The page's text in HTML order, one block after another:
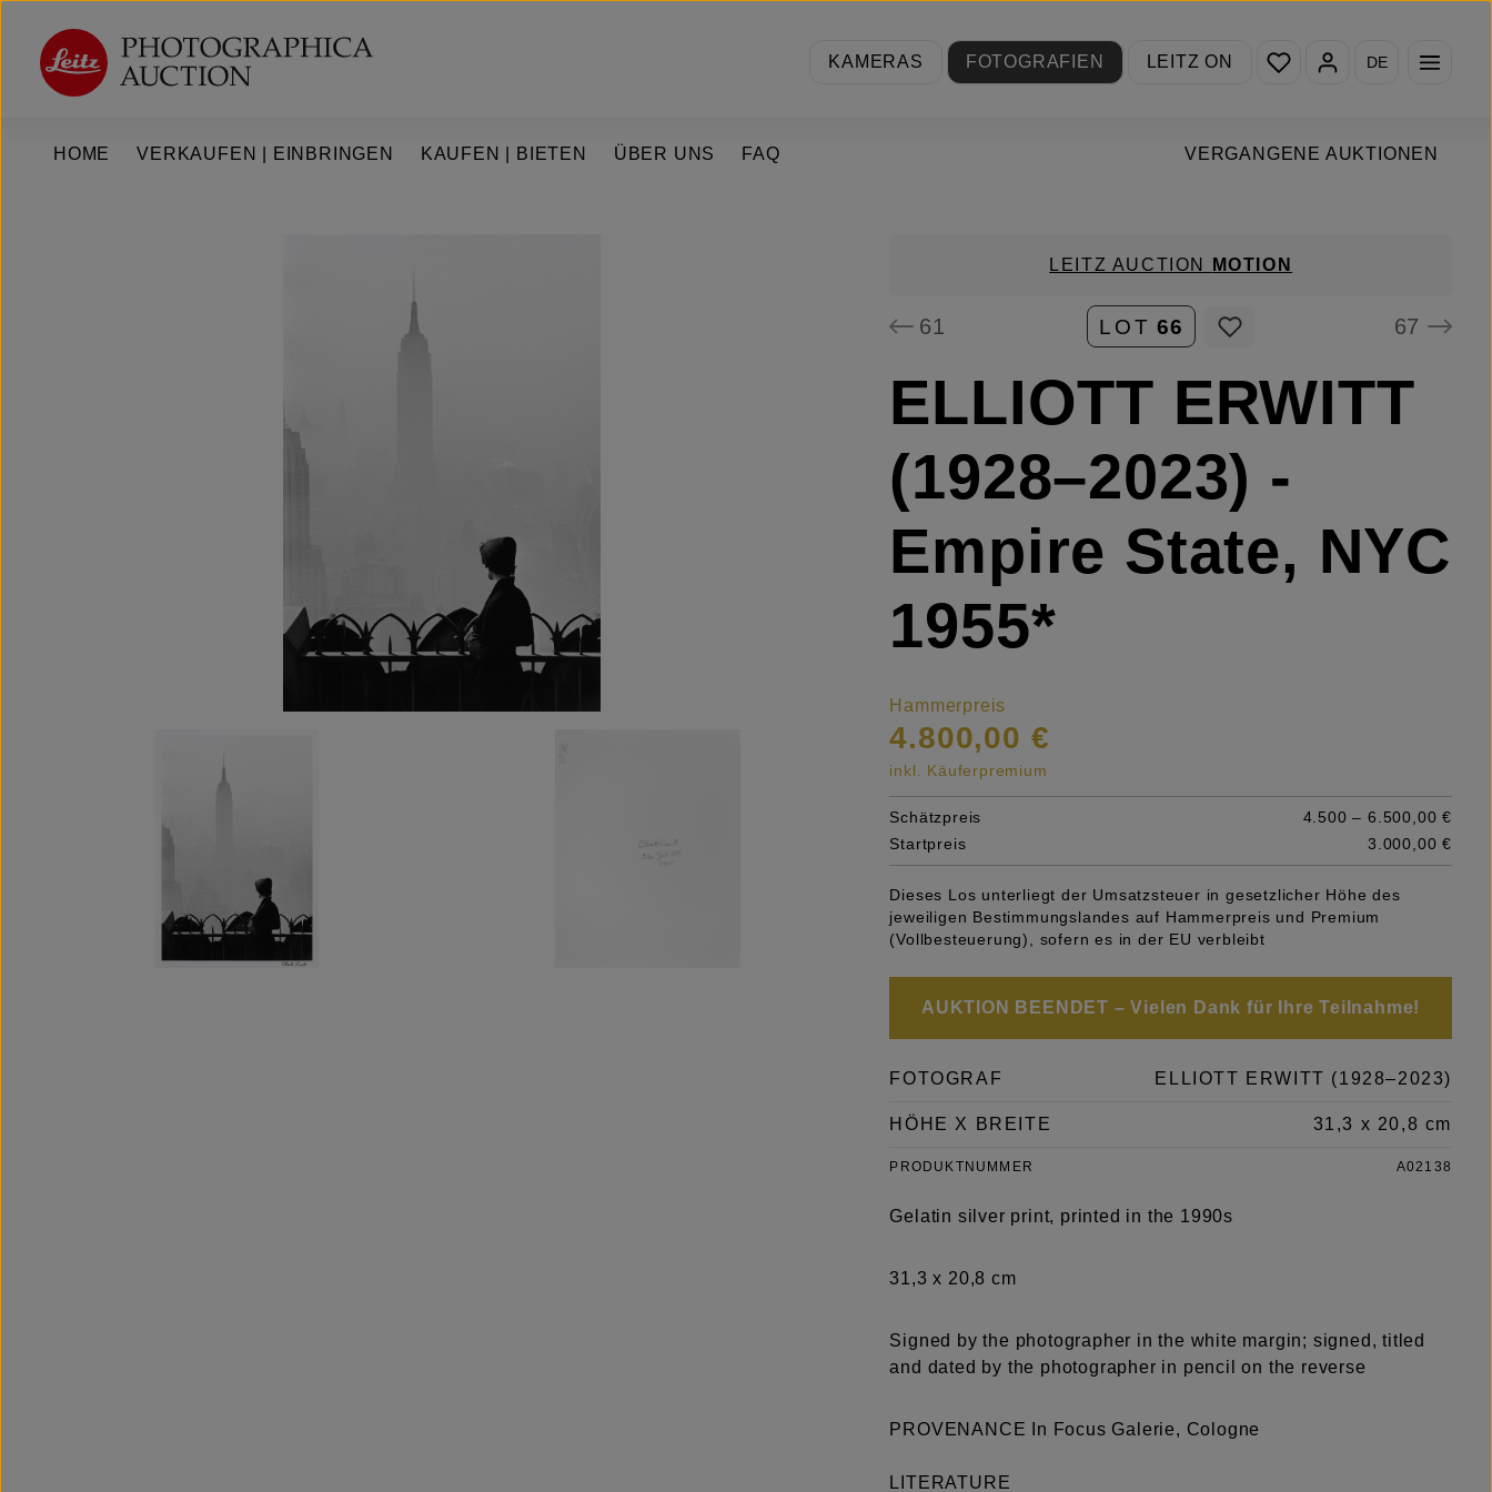
Hauptinhalt springen
Zur Hauptnavigation springen
KAMERAS
FOTOGRAFIEN LEITZ ON
Du hast 0 Produkte auf
DE
HOME VERGANGENE AUKTIONEN
VERKAUFEN | EINBRINGEN KAUFEN | BIETEN ÜBER UNS FAQ
LEITZ AUCTION
MOTION
61 LOT 66 67
ELLIOTT ERWITT
(1928–2023) -
Empire State, NYC
1955*
Hammerpreis
4.800,00 €
inkl. Käuferpremium
Schätzpreis
4.500 – 6.500,00 €
Startpreis
3.000,00 €
Dieses Los unterliegt der Umsatzsteuer in gesetzlicher Höhe des
jeweiligen Bestimmungslandes auf Hammerpreis und Premium
(Vollbesteuerung), sofern es in der EU verbleibt
AUKTION BEENDET – Vielen Dank für Ihre Teilnahme!
FOTOGRAF ELLIOTT ERWITT (1928–2023)
HÖHE X BREITE 31,3 x 20,8 cm
PRODUKTNUMMER A02138
Gelatin silver print, printed in the 1990s
31,3 x 20,8 cm
Signed by the photographer in the white margin; signed, titled
and dated by the photographer in pencil on the reverse
PROVENANCE In Focus Galerie, Cologne
LITERATURE